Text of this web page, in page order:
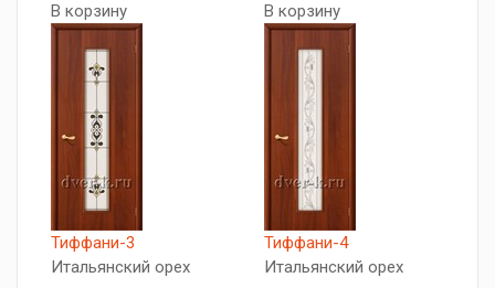
В корзину
В корзину
Тиффани-3
Итальянский орех
Тиффани-4
Итальянский орех